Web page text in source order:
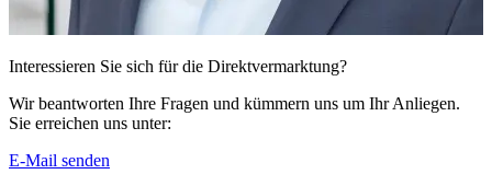
Interessieren Sie sich für die Direkt­vermarktung?
Wir beantworten Ihre Fragen und kümmern uns um Ihr Anliegen.
Sie erreichen uns unter:
E-Mail senden